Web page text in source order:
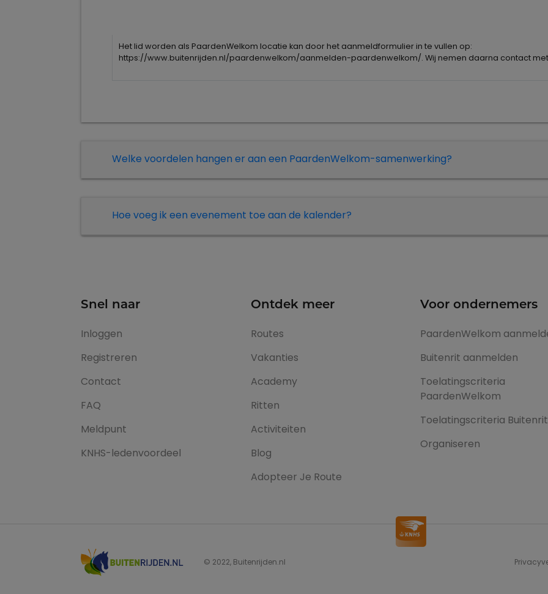
Het lid worden als PaardenWelkom locatie kan door het aanmeldformulier in te vullen op:
https://www.buitenrijden.nl/paardenwelkom/aanmelden-paardenwelkom/. Wij nemen daarna contact
Welke voordelen hangen er aan een PaardenWelkom-samenwerking?
Hoe voeg ik een evenement toe aan de kalender?
Snel naar
Inloggen
Registreren
Contact
FAQ
Meldpunt
KNHS-ledenvoordeel
Ontdek meer
Routes
Vakanties
Academy
Ritten
Activiteiten
Blog
Adopteer Je Route
Voor ondernemers
PaardenWelkom
Buitenrit aanmelden
Toelatingscriteria
PaardenWelkom
Toelatingscriteria
Organiseren
© 2022, Buitenrijden.nl